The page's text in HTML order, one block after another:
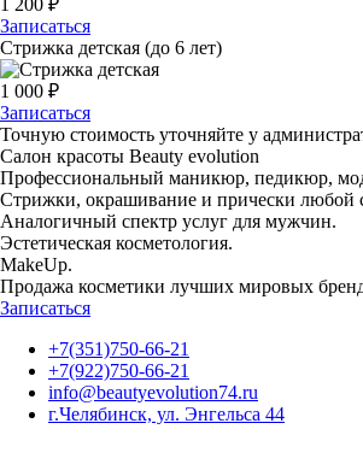
1 200 ₽
Записаться
Стрижка детская (до 6 лет)
1 000 ₽
Записаться
Точную стоимость уточняйте у
Салон красоты Beauty evolution
Профессиональный маникюр, педикюр,
Стрижки, окрашивание и прически любой
Аналогичный спектр услуг для мужчин.
Эстетическая косметология.
MakeUp.
Продажа косметики лучших мировых
Записаться
+7(351)750-66-21
+7(922)750-66-21
info@beautyevolution74.ru
г.Челябинск, ул. Энгельса 44